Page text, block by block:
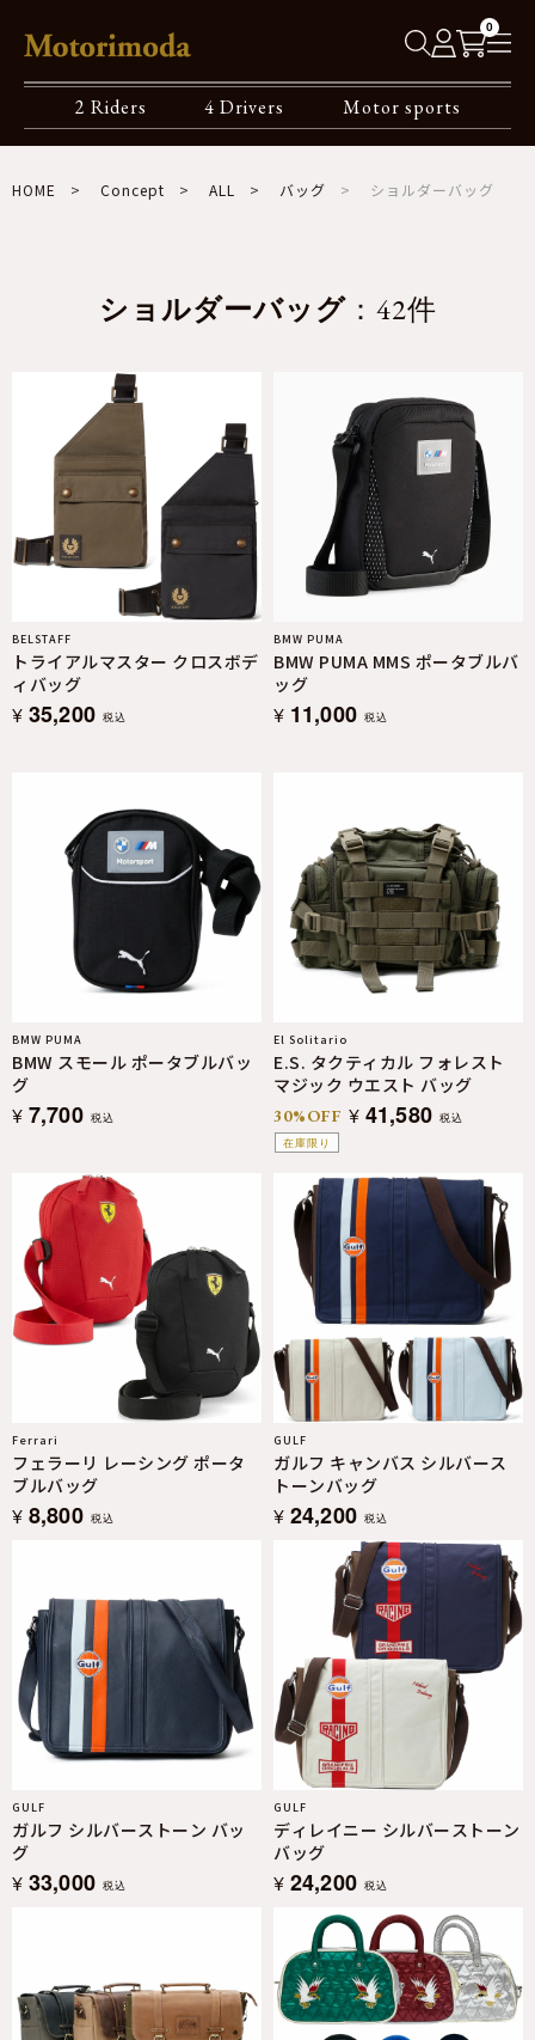
0
2 Riders 4 Drivers Motor sports
HOME Concept ALL バッグ ショルダーバッグ
ショルダーバッグ：42件
BELSTAFF
トライアルマスター クロスボデ
ィバッグ
¥ 35,200 税込
BMW PUMA
BMW PUMA MMS ポータブルバ
ッグ
¥ 11,000 税込
BMW PUMA
BMW スモール ポータブルバッ
グ
¥ 7,700 税込
在庫限り
El Solitario
E.S. タクティカル フォレスト
マジック ウエスト バッグ
30%OFF ¥ 41,580 税込
Ferrari
フェラーリ レーシング ポータ
ブルバッグ
¥ 8,800 税込
GULF
ガルフ キャンバス シルバース
トーンバッグ
¥ 24,200 税込
GULF
ガルフ シルバーストーン バッ
グ
¥ 33,000 税込
GULF
ディレイニー シルバーストーン
バッグ
¥ 24,200 税込